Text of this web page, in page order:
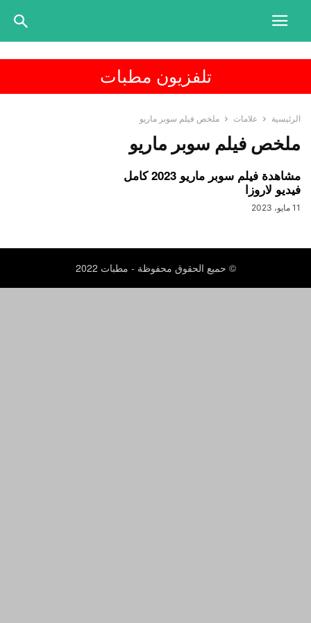
تلفزيون مطبات
الرئيسية علامات ملخص فيلم سوبر ماريو
ملخص فيلم سوبر ماريو
مشاهدة فيلم سوبر ماريو 2023 كامل
فيديو لاروزا
11 مايو، 2023
© حميع الحقوق محفوظة - مطبات 2022